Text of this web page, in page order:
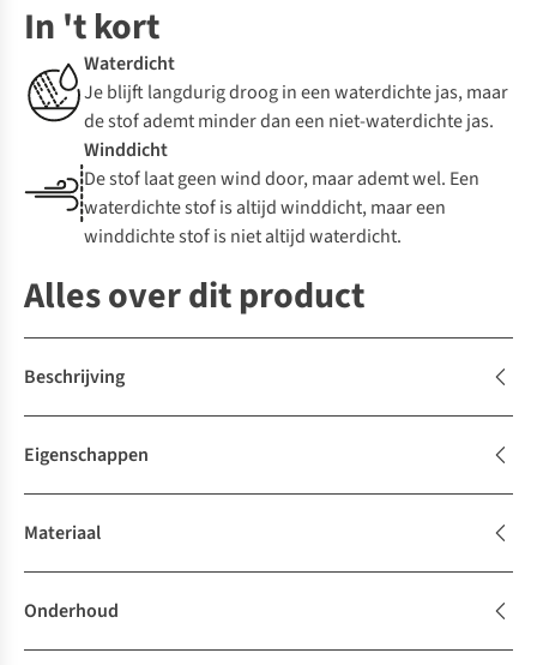
In 't kort
Waterdicht
Je blijft langdurig droog in een waterdichte jas, maar
de stof ademt minder dan een niet-waterdichte jas.
Winddicht
De stof laat geen wind door, maar ademt wel. Een
waterdichte stof is altijd winddicht, maar een
winddichte stof is niet altijd waterdicht.
Alles over dit product
Beschrijving
Eigenschappen
Materiaal
Onderhoud